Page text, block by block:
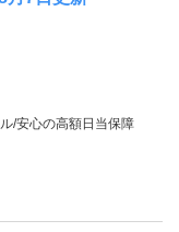
/安心の高額日当保障